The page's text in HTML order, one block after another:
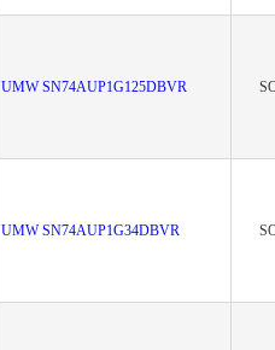
UMW SN74AUP1G125DBVR
UMW SN74AUP1G34DBVR